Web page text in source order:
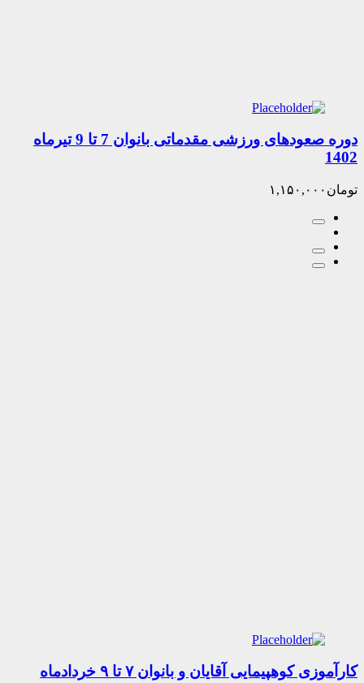
دوره صعودهای ورزشی مقدماتی بانوان 7 تا 9 تیرماه
کارآموزی کوهپیمایی آقایان و بانوان ۷ تا ۹ خردادماه